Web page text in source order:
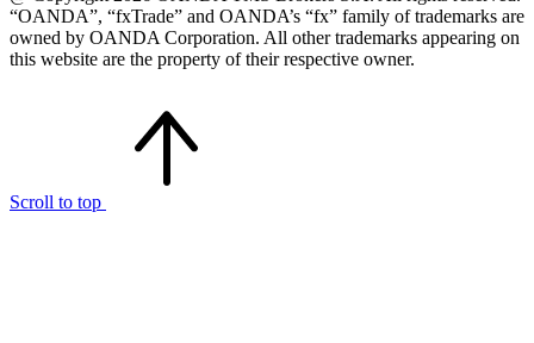
“OANDA”, “fxTrade” and OANDA’s “fx” family of trademarks are
owned by OANDA Corporation. All other trademarks appearing on
this website are the property of their respective owner.
Scroll to top